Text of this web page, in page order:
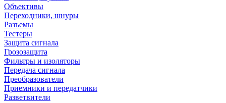
Объективы
Переходники, шнуры
Разъемы
Тестеры
Защита сигнала
Грозозащита
Фильтры и изоляторы
Передача сигнала
Преобразователи
Приемники и передатчики
Разветвители